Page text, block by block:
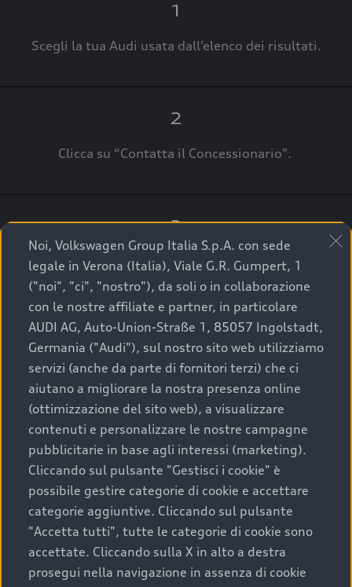
1
Scegli la tua Audi usata dall’elenco dei risultati.
2
Clicca su “Contatta il Concessionario".
3
A breve verrai ricontattato dal Customer Care
Audi Center o direttamente dal Concessionario
che ti supporterà per finalizzare la tua richiesta.
La qualità di acquistare
un’auto usata Audi
Scegliere un’auto usata è una decisione che coniuga
convenienza, affidabilità e sostenibilità. Per fare un
acquisto sicuro, è essenziale considerare aspetti
determinanti come la garanzia inclusa e l’affidabilità del
marchio. Audi offre l’auto usata perfetta tramite Audi
Prima Scelta :plus
Noi, Volkswagen Group Italia S.p.A. con sede
legale in Verona (Italia), Viale G.R. Gumpert, 1
("noi", "ci", "nostro"), da soli o in collaborazione
con le nostre affiliate e partner, in particolare
AUDI AG, Auto-Union-Straße 1, 85057 Ingolstadt,
Germania ("Audi"), sul nostro sito web utilizziamo
servizi (anche da parte di fornitori terzi) che ci
aiutano a migliorare la nostra presenza online
(ottimizzazione del sito web), a visualizzare
contenuti e personalizzare le nostre campagne
pubblicitarie in base agli interessi (marketing).
Cliccando sul pulsante "Gestisci i cookie" è
possibile gestire categorie di cookie e accettare
categorie aggiuntive. Cliccando sul pulsante
"Accetta tutti", tutte le categorie di cookie sono
accettate. Cliccando sulla X in alto a destra
prosegui nella navigazione in assenza di cookie